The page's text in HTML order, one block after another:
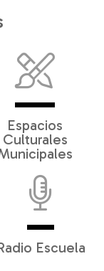
Espacios
Culturales
Escuela